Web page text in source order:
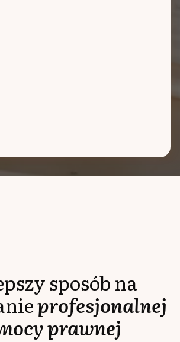
sposób na
profesjonalnej
prawnej